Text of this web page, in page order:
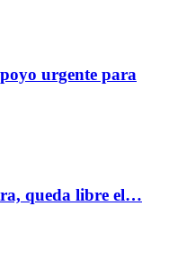
urgente para
queda libre el…